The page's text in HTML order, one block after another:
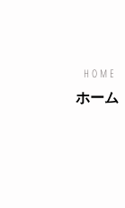
HOME
ホーム